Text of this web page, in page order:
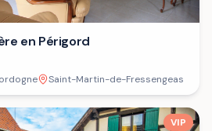
en Périgord
Saint-Martin-de-Fressengeas
VIP